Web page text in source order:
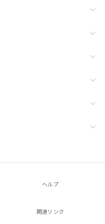
ヘルプ
関連リンク